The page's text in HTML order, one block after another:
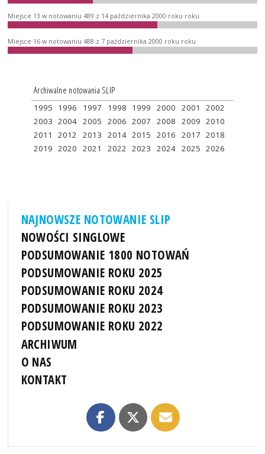
Miejsce 13 w notowaniu 489 z 14 października 2000 roku roku
Miejsce 16 w notowaniu 488 z 7 października 2000 roku roku
Archiwalne notowania SLIP
1995 1996 1997 1998 1999 2000 2001
2002
2003 2004 2005 2006 2007 2008 2009 2010
2011
2012 2013 2014 2015 2016 2017 2018
2019 2020 2021 2022 2023 2024 2025 2026
NAJNOWSZE NOTOWANIE SLIP
NOWOŚCI SINGLOWE
PODSUMOWANIE 1800 NOTOWAŃ
PODSUMOWANIE ROKU 2025
PODSUMOWANIE ROKU 2024
PODSUMOWANIE ROKU 2023
PODSUMOWANIE ROKU 2022
ARCHIWUM
O NAS
KONTAKT